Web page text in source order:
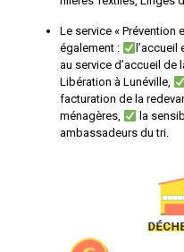
Le service « Prévention
également :
au service d’accueil de
Libération à Lunéville,
facturation de la
ménagères,
la
ambassadeurs du tri.